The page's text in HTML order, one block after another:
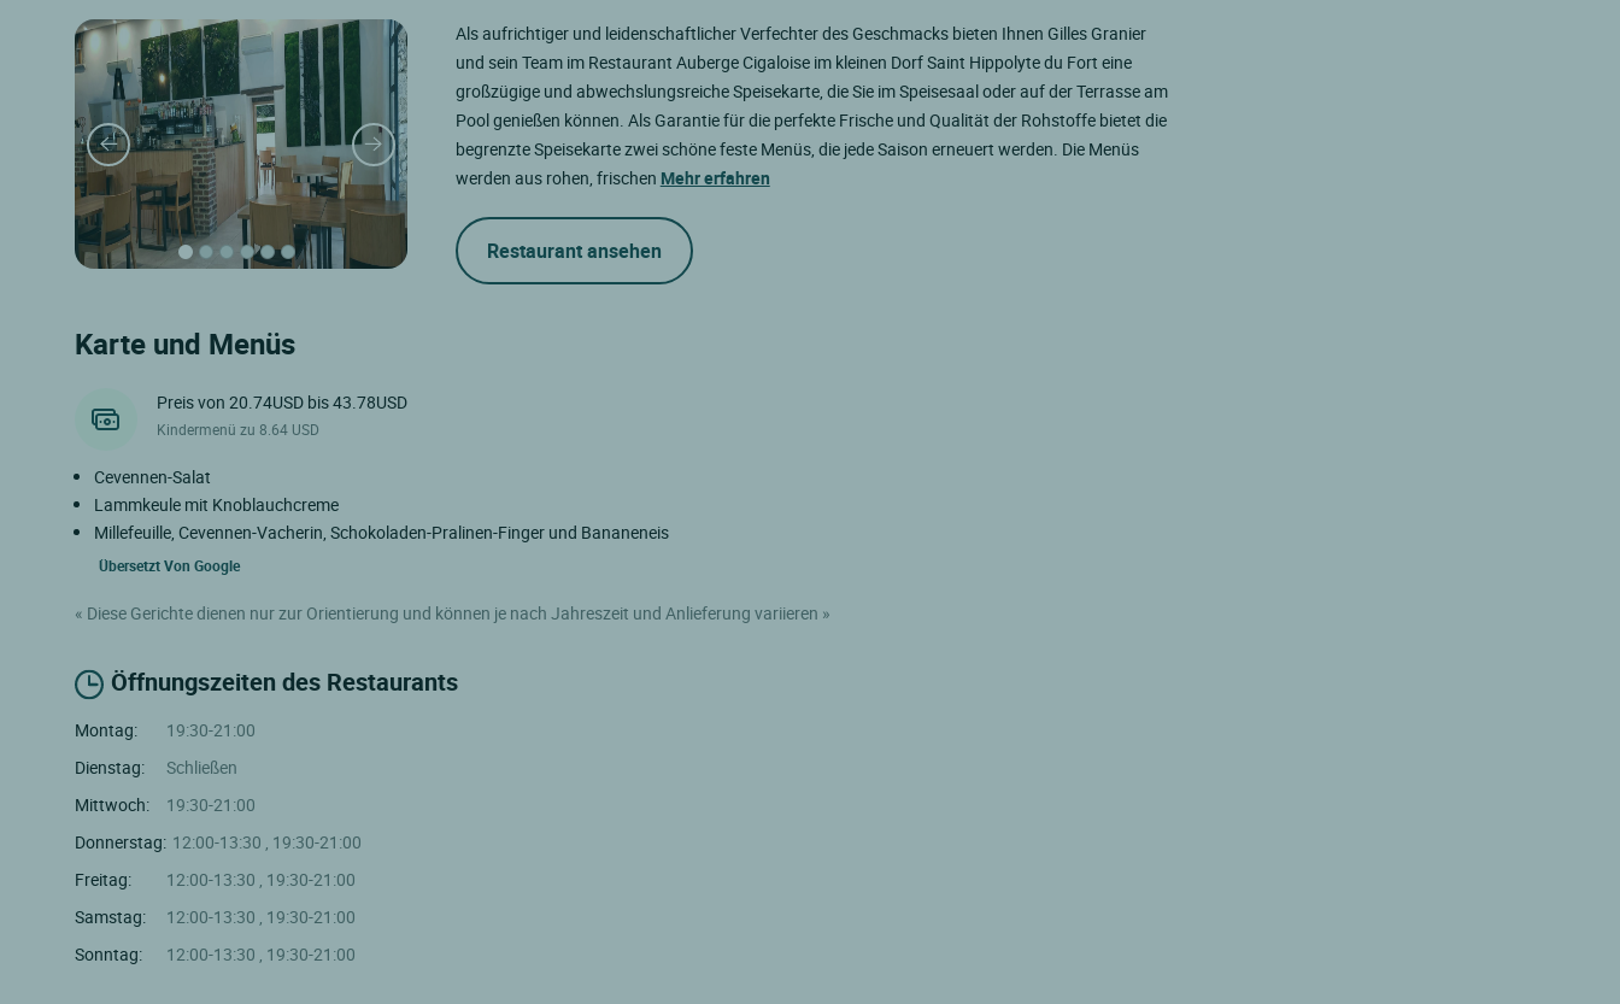
Als aufrichtiger und leidenschaftlicher Verfechter des Geschmacks bieten Ihnen Gilles Granier
und sein Team im Restaurant Auberge Cigaloise im kleinen Dorf Saint Hippolyte du Fort eine
großzügige und abwechslungsreiche Speisekarte, die Sie im Speisesaal oder auf der Terrasse am
Pool genießen können. Als Garantie für die perfekte Frische und Qualität der Rohstoffe bietet die
begrenzte Speisekarte zwei schöne feste Menüs, die jede Saison erneuert werden. Die Menüs
werden aus rohen, frischen Mehr erfahren
Restaurant ansehen
Karte und Menüs
Preis von 20.74USD bis 43.78USD
Kindermenü zu 8.64 USD
Cevennen-Salat
Lammkeule mit Knoblauchcreme
Millefeuille, Cevennen-Vacherin, Schokoladen-Pralinen-Finger und Bananeneis
Übersetzt Von Google
« Diese Gerichte dienen nur zur Orientierung und können je nach Jahreszeit und Anlieferung variieren »
Öffnungszeiten des Restaurants
Montag:
19:30-21:00
Dienstag:
Schließen
Mittwoch:
19:30-21:00
Donnerstag: 12:00-13:30 , 19:30-21:00
Freitag:
12:00-13:30 , 19:30-21:00
Samstag:
12:00-13:30 , 19:30-21:00
Sonntag:
12:00-13:30 , 19:30-21:00